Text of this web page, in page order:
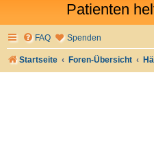
Patienten
FAQ Spenden
Startseite Foren-Übersicht